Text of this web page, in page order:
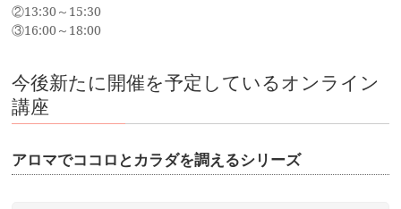
②13:30～15:30
③16:00～18:00
今後新たに開催を予定しているオンライン
講座
アロマでココロとカラダを調えるシリーズ